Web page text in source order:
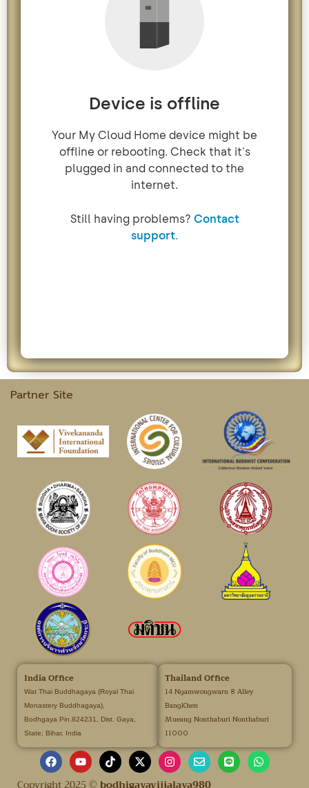
Partner Site
India Office
Wat Thai Buddhagaya (Royal Thai
Monastery Buddhagaya),
Bodhgaya Pin.824231, Dist. Gaya,
State; Bihar, India
Thailand Office
14 Ngamwongwarn 8 Alley
BangKhen
Mueang Nonthaburi Nonthaburi
11000